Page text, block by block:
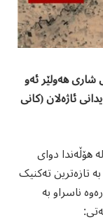
شاری هەولێر ئەو
ئاژەلان (کانی
هۆڵەندا دوای
تازەترین تەکنیک
ناسراو بە